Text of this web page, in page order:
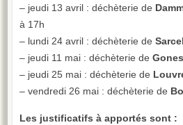
– jeudi 13 avril : déchèterie de
à 17h
– lundi 24 avril : déchèterie de
– jeudi 11 mai : déchèterie de
– jeudi 25 mai : déchèterie de
– vendredi 26 mai : déchèterie de
Les justificatifs à apportés sont :